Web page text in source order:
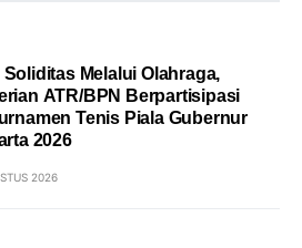
Melalui Olahraga,
ATR/BPN Berpartisipasi
Tenis Piala Gubernur
2026
2026